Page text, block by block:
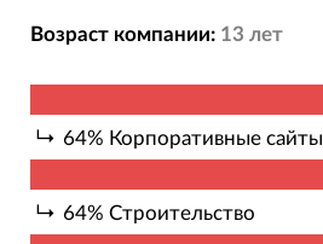
Возраст компании: 13 лет
64% Корпоративные сайты
64% Строительство